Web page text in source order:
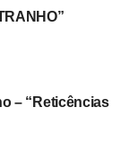
que une
– “Reticências